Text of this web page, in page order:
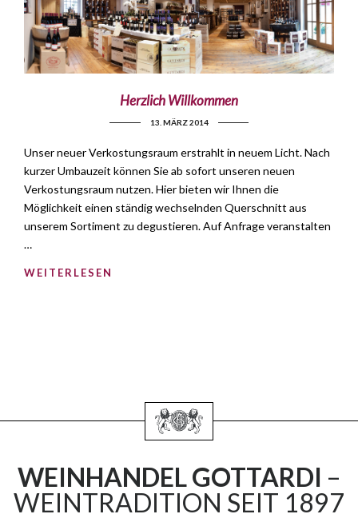
Herzlich Willkommen
13. MÄRZ 2014
Unser neuer Verkostungsraum erstrahlt in neuem Licht. Nach
kurzer Umbauzeit können Sie ab sofort unseren neuen
Verkostungsraum nutzen. Hier bieten wir Ihnen die
Möglichkeit einen ständig wechselnden Querschnitt aus
unserem Sortiment zu degustieren. Auf Anfrage veranstalten
…
WEITERLESEN
WEINHANDEL GOTTARDI –
WEINTRADITION SEIT 1897